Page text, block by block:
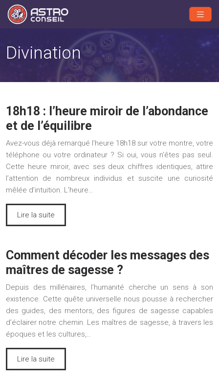
Divination
18h18 : l’heure miroir de l’abondance
et de l’équilibre
Avez-vous déjà remarqué l’heure 18h18 sur votre montre, votre
téléphone ou votre ordinateur ? Si oui, vous n’êtes pas seul.
Cette heure miroir, avec ses deux chiffres identiques, attire
l’attention de nombreux individus et suscite une curiosité
mêlée d’intuition. L’heure…
Lire la suite
Comment décoder les messages des
maîtres de sagesse ?
Depuis des millénaires, l’humanité cherche un sens à son
existence. Cette quête universelle nous pousse à rechercher
des guides, des mentors, des figures de sagesse capables
d’éclairer notre chemin. Les maîtres de sagesse, à travers les
époques et les cultures,…
Lire la suite